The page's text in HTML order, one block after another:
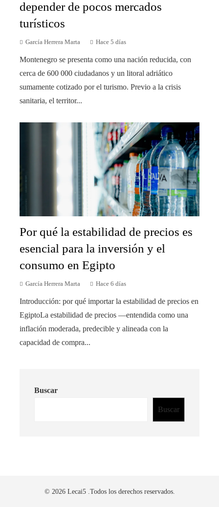
depender de pocos mercados
turísticos
García Herrera Marta Hace 5 días
Montenegro se presenta como una nación reducida, con
cerca de 600 000 ciudadanos y un litoral adriático
sumamente cotizado por el turismo. Previo a la crisis
sanitaria, el territor...
Por qué la estabilidad de precios es
esencial para la inversión y el
consumo en Egipto
García Herrera Marta Hace 6 días
Introducción: por qué importar la estabilidad de precios en
EgiptoLa estabilidad de precios —entendida como una
inflación moderada, predecible y alineada con la
capacidad de compra...
Buscar
Buscar
© 2026 Lecai5 .Todos los derechos reservados.